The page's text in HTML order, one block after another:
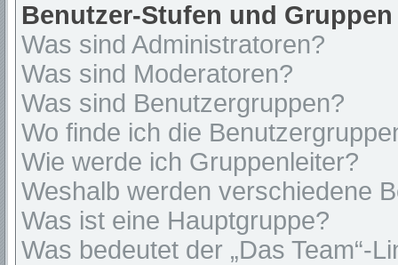
Benutzer-Stufen und Gruppen
Was sind Administratoren?
Was sind Moderatoren?
Was sind Benutzergruppen?
Wo finde ich die
Wie werde ich Gruppenleiter?
Weshalb werden verschiedene
Was ist eine Hauptgruppe?
Was bedeutet der „Das Team“-